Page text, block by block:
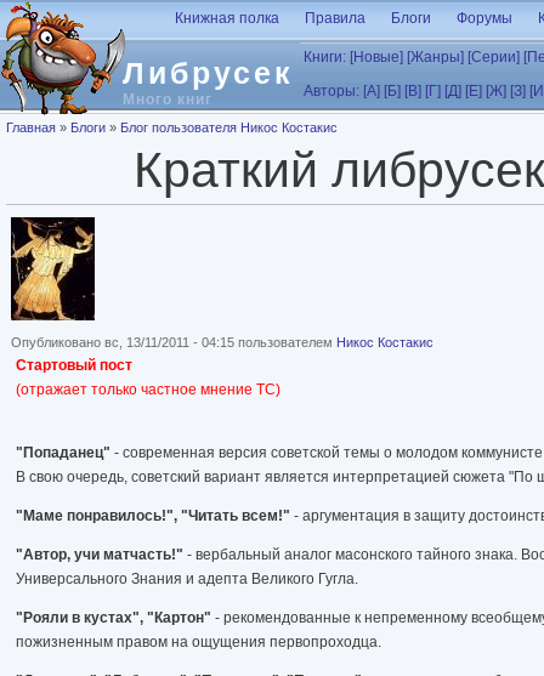
Перейти к основному содержанию
Либрусек
Много книг
Книжная полка Правила Блоги Форумы
Книги: [Новые] [Жанры] [Серии]
Авторы: [А] [Б] [В] [Г] [Д] [Е] [Ж] [З]
Вы здесь
Главная » Блоги » Блог пользователя Никос Костакис
Краткий
Опубликовано вс, 13/11/2011 - 04:15 пользователем Никос Костакис
Стартовый пост
(отражает только частное мнение ТС)
"Попаданец" - современная версия советской темы о молодом
В свою очередь, советский вариант является интерпретацией сюжета
"Маме понравилось!", "Читать всем!" - аргументация в защиту
"Автор, учи матчасть!" - вербальный аналог масонского тайного знака.
Универсального Знания и адепта Великого Гугла.
"Рояли в кустах", "Картон" - рекомендованные к непременному
пожизненным правом на ощущения первопроходца.